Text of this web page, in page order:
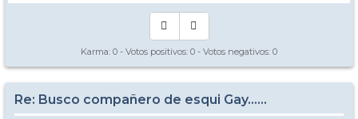
Karma: 0 - Votos positivos: 0 - Votos negativos: 0
Re: Busco compañero de esqui Gay......